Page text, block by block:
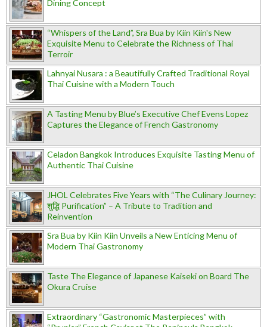
Dining Concept
“Whispers of the Land”, Sra Bua by Kiin Kiin's New
Exquisite Menu to Celebrate the Richness of Thai
Terroir
Lahnyai Nusara : a Beautifully Crafted Traditional Royal
Thai Cuisine with a Modern Touch
A Tasting Menu by Blue’s Executive Chef Evens Lopez
Captures the Elegance of French Gastronomy
Celadon Bangkok Introduces Exquisite Tasting Menu of
Authentic Thai Cuisine
JHOL Celebrates Five Years with “The Culinary Journey:
शुद्धि Purification” – A Tribute to Tradition and
Reinvention
Sra Bua by Kiin Kiin Unveils a New Enticing Menu of
Modern Thai Gastronomy
Taste The Elegance of Japanese Kaiseki on Board The
Okura Cruise
Extraordinary “Gastronomic Masterpieces” with